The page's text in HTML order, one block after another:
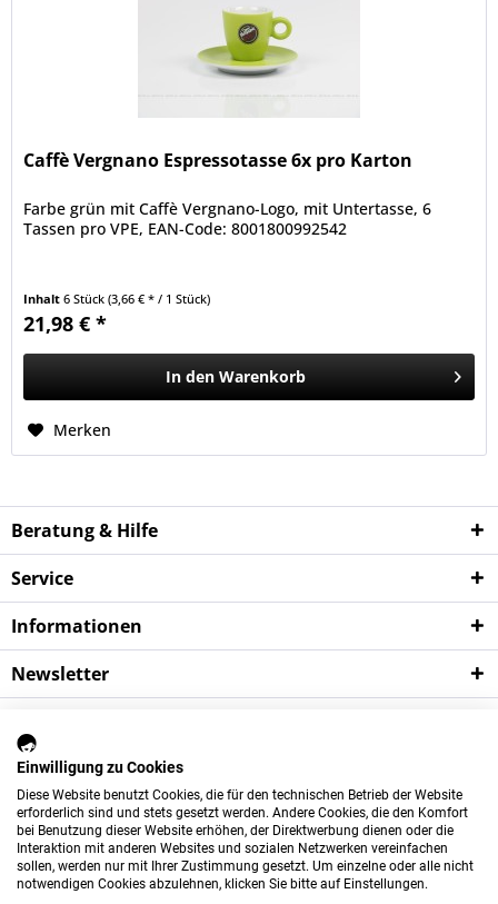
Caffè Vergnano Espressotasse 6x pro Karton
Farbe grün mit Caffè Vergnano-Logo, mit Untertasse, 6
Tassen pro VPE, EAN-Code: 8001800992542
Inhalt6 Stück(3,66 € * / 1 Stück)
21,98 € *
In den Warenkorb
Merken
Beratung & Hilfe
Service
Informationen
Newsletter
*
Mehrwertsteuer sowie zzgl.
Nachnahmegebühren, sofern nicht anders beschrieben.
Das Angebot dieses Shops richtet sich ausschließlich an gewerbliche
Kunden.Der Mindestbestellwert beträgt 75 Euro.
Newsletter Über uns Kontakt
Einwilligung zu Cookies
Diese Website benutzt Cookies, die für den technischen Betrieb der Website
erforderlich sind und stets gesetzt werden. Andere Cookies, die den Komfort
bei Benutzung dieser Website erhöhen, der Direktwerbung dienen oder die
Interaktion mit anderen Websites und sozialen Netzwerken vereinfachen
sollen, werden nur mit Ihrer Zustimmung gesetzt. Um einzelne oder alle nicht
notwendigen Cookies abzulehnen, klicken Sie bitte auf Einstellungen.